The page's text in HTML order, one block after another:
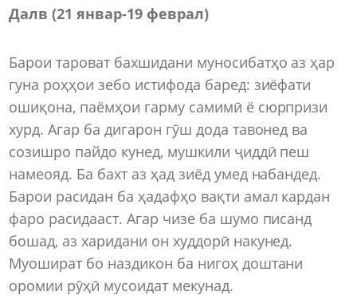
Далв (21 январ-19 феврал)
Барои тароват бахшидани муносибатҳо аз ҳар
гуна роҳҳои зебо истифода баред: зиёфати
ошиқона, паёмҳои гарму самимӣ ё сюрпризи
хурд. Агар ба дигарон гӯш дода тавонед ва
созишро пайдо кунед, мушкили ҷиддӣ пеш
намеояд. Ба бахт аз ҳад зиёд умед набандед.
Барои расидан ба ҳадафҳо вақти амал кардан
фаро расидааст. Агар чизе ба шумо писанд
бошад, аз харидани он худдорӣ накунед.
Муошират бо наздикон ба нигоҳ доштани
оромии рӯҳӣ мусоидат мекунад.